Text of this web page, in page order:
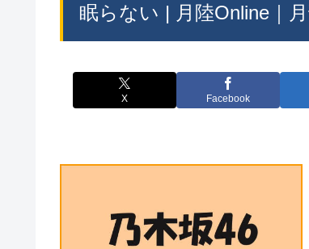
眠らない | 月陸Online｜
X Facebook